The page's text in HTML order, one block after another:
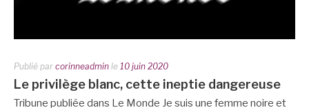
Publié par corinneadmin le 10 juin 2020
Le privilège blanc, cette ineptie dangereuse
Tribune publiée dans Le Monde Je suis une femme noire et